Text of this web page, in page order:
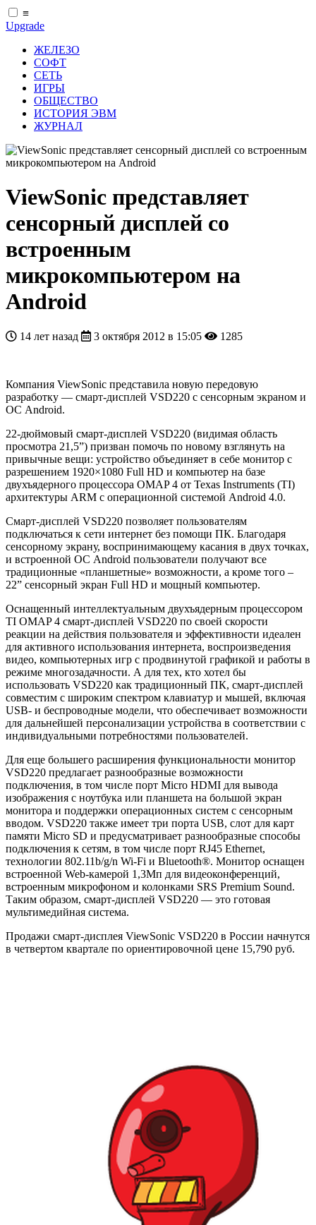
≡
Upgrade
ЖЕЛЕЗО
СОФТ
СЕТЬ
ИГРЫ
ОБЩЕСТВО
ИСТОРИЯ ЭВМ
ЖУРНАЛ
ViewSonic представляет
сенсорный дисплей со
встроенным
микрокомпьютером на
Android
14 лет назад 3 октября 2012 в 15:05 1285
Компания ViewSonic представила новую передовую
разработку — смарт-дисплей VSD220 с сенсорным экраном и
ОС Android.
22-дюймовый смарт-дисплей VSD220 (видимая область
просмотра 21,5”) призван помочь по новому взглянуть на
привычные вещи: устройство объединяет в себе монитор с
разрешением 1920×1080 Full HD и компьютер на базе
двухъядерного процессора OMAP 4 от Texas Instruments (TI)
архитектуры ARM с операционной системой Android 4.0.
Смарт-дисплей VSD220 позволяет пользователям
подключаться к сети интернет без помощи ПК. Благодаря
сенсорному экрану, воспринимающему касания в двух точках,
и встроенной ОС Android пользователи получают все
традиционные «планшетные» возможности, a кроме того –
22” сенсорный экран Full HD и мощный компьютер.
Оснащенный интеллектуальным двухъядерным процессором
TI OMAP 4 смарт-дисплей VSD220 по своей скорости
реакции на действия пользователя и эффективности идеален
для активного использования интернета, воспроизведения
видео, компьютерных игр с продвинутой графикой и работы в
режиме многозадачности. А для тех, кто хотел бы
использовать VSD220 как традиционный ПК, смарт-дисплей
совместим с широким спектром клавиатур и мышей, включая
USB- и беспроводные модели, что обеспечивает возможности
для дальнейшей персонализации устройства в соответствии с
индивидуальными потребностями пользователей.
Для еще большего расширения функциональности монитор
VSD220 предлагает разнообразные возможности
подключения, в том числе порт Micro HDMI для вывода
изображения с ноутбука или планшета на большой экран
монитора и поддержки операционных систем с сенсорным
вводом. VSD220 также имеет три порта USB, слот для карт
памяти Micro SD и предусматривает разнообразные способы
подключения к сетям, в том числе порт RJ45 Ethernet,
технологии 802.11b/g/n Wi-Fi и Bluetooth®. Монитор оснащен
встроенной Web-камерой 1,3Мп для видеоконференций,
встроенным микрофоном и колонками SRS Premium Sound.
Таким образом, смарт-дисплей VSD220 — это готовая
мультимедийная система.
Продажи смарт-дисплея ViewSonic VSD220 в России начнутся
в четвертом квартале по ориентировочной цене 15,790 руб.